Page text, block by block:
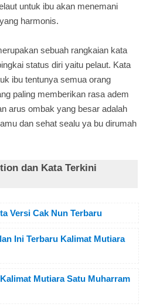
untuk ibu akan menemani
harmonis.
sebuah rangkaian kata
status diri yaitu pelaut. Kata
ibu tentunya semua orang
paling memberikan rasa adem
arus ombak yang besar adalah
dan sehat sealu ya bu dirumah
dan Kata Terkini
Versi Cak Nun Terbaru
Ini Terbaru Kalimat Mutiara
Mutiara Satu Muharram